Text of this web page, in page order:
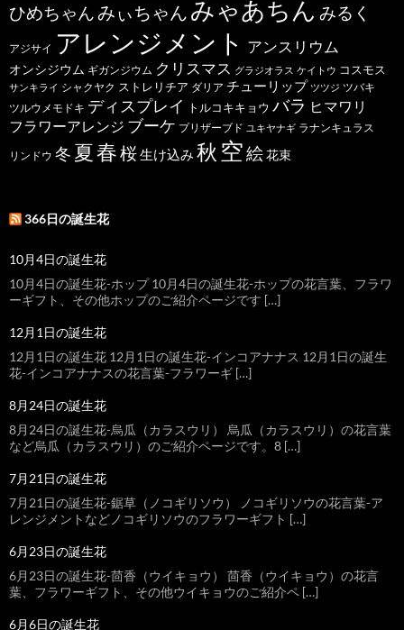
ひめちゃんみぃちゃん みゃあちん みるく
アジサイ アレンジメント アンスリウム
オンシジウム ギガンジウム クリスマス グラジオラス ケイトウ コスモス
サンキライ シャクヤク ストレリチア ダリア チューリップ ツツジ ツバキ
ツルウメモドキ ディスプレイ トルコキキョウ バラ ヒマワリ
フラワーアレンジ ブーケ プリザーブド ユキヤナギ ラナンキュラス
リンドウ 冬 夏春桜生け込み 秋 空絵花束
366日の誕生花
10月4日の誕生花
10月4日の誕生花-ホップ 10月4日の誕生花-ホップの花言葉、フラワ
ーギフト、その他ホップのご紹介ページです […]
12月1日の誕生花
12月1日の誕生花 12月1日の誕生花-インコアナナス 12月1日の誕生
花-インコアナナスの花言葉-フラワーギ […]
8月24日の誕生花
8月24日の誕生花-烏瓜（カラスウリ） 烏瓜（カラスウリ）の花言葉
など烏瓜（カラスウリ）のご紹介ページです。8 […]
7月21日の誕生花
7月21日の誕生花-鋸草（ノコギリソウ） ノコギリソウの花言葉-ア
レンジメントなどノコギリソウのフラワーギフト […]
6月23日の誕生花
6月23日の誕生花-茴香（ウイキョウ） 茴香（ウイキョウ）の花言
葉、フラワーギフト、その他ウイキョウのご紹介ペ […]
6月6日の誕生花